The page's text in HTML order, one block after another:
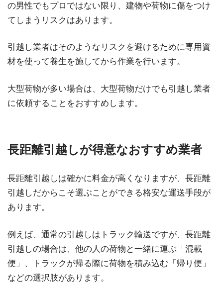
の男性でもプロではない限り、建物や荷物に傷をつけ
てしまうリスクはあります。
引越し業者はそのようなリスクを避けるために専用資
材を使って養生を施してから作業を行います。
大型荷物が多い場合は、大型荷物だけでも引越し業者
に依頼することをおすすめします。
長距離引越しが得意なおすすめ業者
長距離引越しは確かに料金が高くなりますが、長距離
引越しだからこそ選ぶことができる格安な運送手段が
あります。
例えば、通常の引越しはトラック輸送ですが、長距離
引越しの場合は、他の人の荷物と一緒に運ぶ「混載
便」、トラックが帰る際に荷物を積み込む「帰り便」
などの選択肢があります。